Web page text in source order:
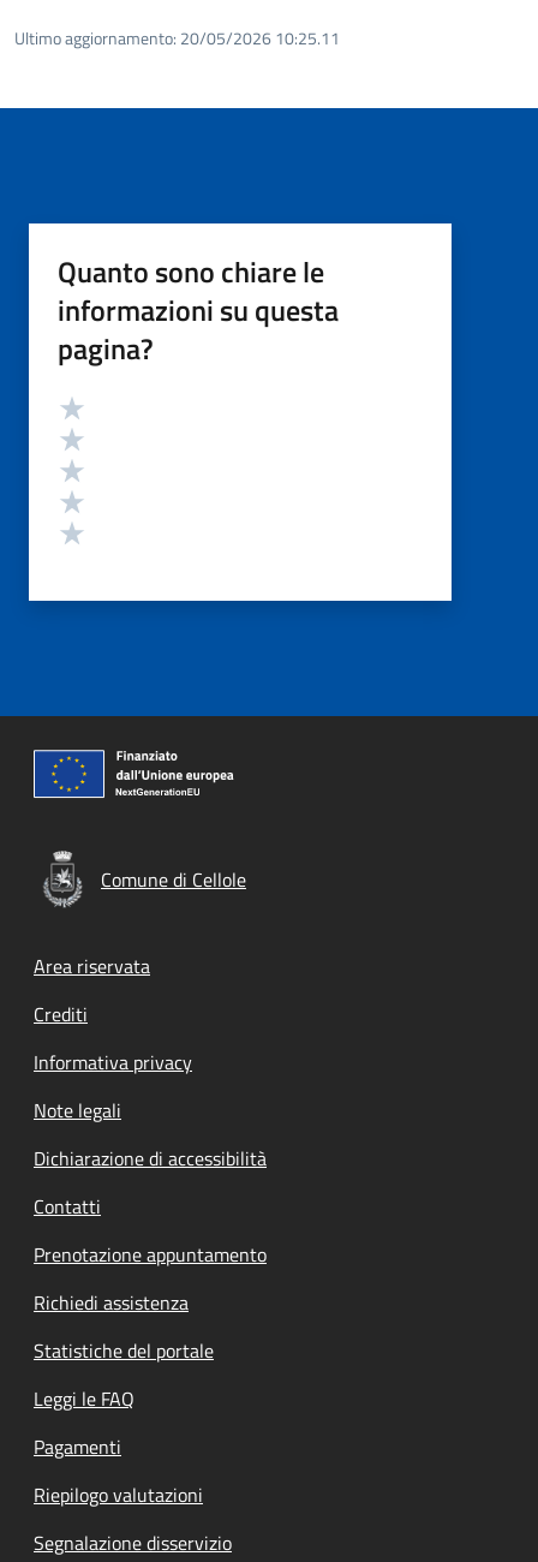
Ultimo aggiornamento: 20/05/2026 10:25.11
Quanto sono chiare le
informazioni su questa
pagina?
Valutazione
Comune di Cellole
Footer menu
Area riservata
Crediti
Informativa privacy
Note legali
Dichiarazione di accessibilità
Contatti
Prenotazione appuntamento
Richiedi assistenza
Statistiche del portale
Leggi le FAQ
Pagamenti
Riepilogo valutazioni
Segnalazione disservizio